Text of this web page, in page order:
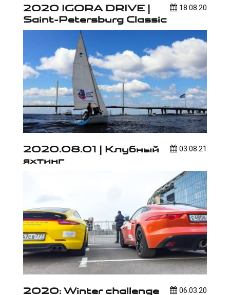
18.08.20
2020 IGORA DRIVE |
Saint-Petersburg Classic
03.08.21
2020.08.01 | Клубный
яхтинг
06.03.20
2020: Winter challenge